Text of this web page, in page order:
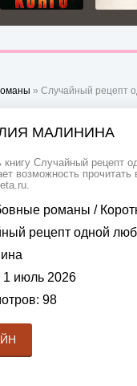
» Случайный рецепт
МАЛИНИНА
книгу Случайный
возможность прочитать
романы /
рецепт одной
1 июль 2026
98